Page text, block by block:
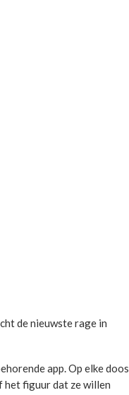
de nieuwste rage in
app. Op elke doos
het figuur dat ze willen